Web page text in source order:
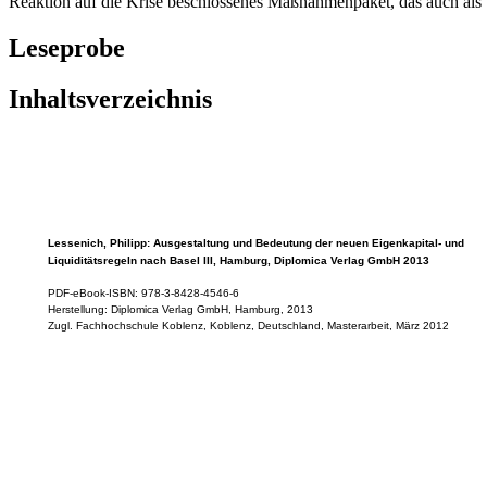
Leseprobe
Inhaltsverzeichnis
Lessenich, Philipp: Ausgestaltung und Bedeutung der neuen Eigenkapital- und
Liquiditätsregeln nach Basel III, Hamburg, Diplomica Verlag GmbH 2013
PDF-eBook-ISBN: 978-3-8428-4546-6
Herstellung: Diplomica Verlag GmbH, Hamburg, 2013
Zugl. Fachhochschule Koblenz, Koblenz, Deutschland, Masterarbeit, März 2012